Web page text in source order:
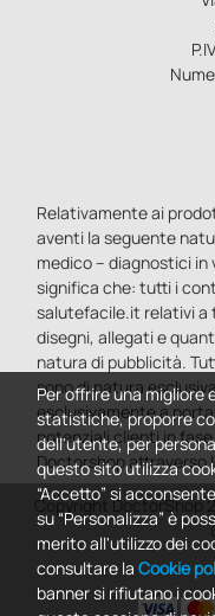
Relativamente ai
aventi la seguente
medico – diagnostici
significa che: tutti i
salutefacile.it relativi a
disegni, allegati e
natura di pubblicità.
sono di natura
esclusivamente a
potenziali clienti in
Doctorshop attraverso
Copyright DoctorShop
Per offrire una migliore
statistiche, proporre
dell'utente, per
questo sito utilizza
“Accetto” si
su “Personalizza” è
merito all'utilizzo dei
consultare la Cookie
banner si rifiutano i